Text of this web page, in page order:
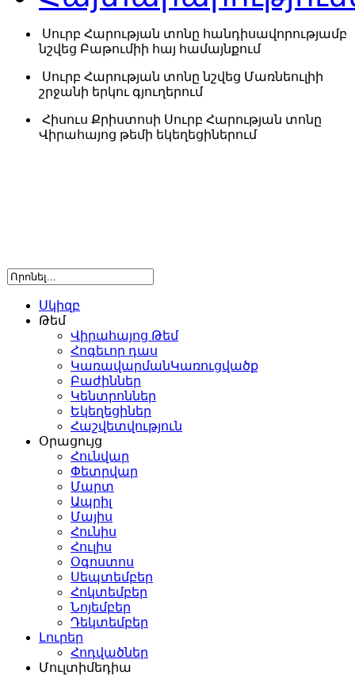
Սուրբ Հարության տոնը հանդիսավորությամբ
նշվեց Բաթումիի հայ համայնքում
Սուրբ Հարության տոնը նշվեց Մառնեուլիի
շրջանի երկու գյուղերում
Հիսուս Քրիստոսի Սուրբ Հարության տոնը
Վիրահայոց թեմի եկեղեցիներում
Սկիզբ
Թեմ
Վիրահայոց Թեմ
Հոգեւոր դաս
ԿառավարմանԿառուցվածք
Բաժիններ
Կենտրոններ
Եկեղեցիներ
Հաշվետվություն
Օրացույց
Հունվար
Փետրվար
Մարտ
Ապրիլ
Մայիս
Հունիս
Հուլիս
Օգոստոս
Սեպտեմբեր
Հոկտեմբեր
Նոյեմբեր
Դեկտեմբեր
Լուրեր
Հոդվածներ
Մուլտիմեդիա